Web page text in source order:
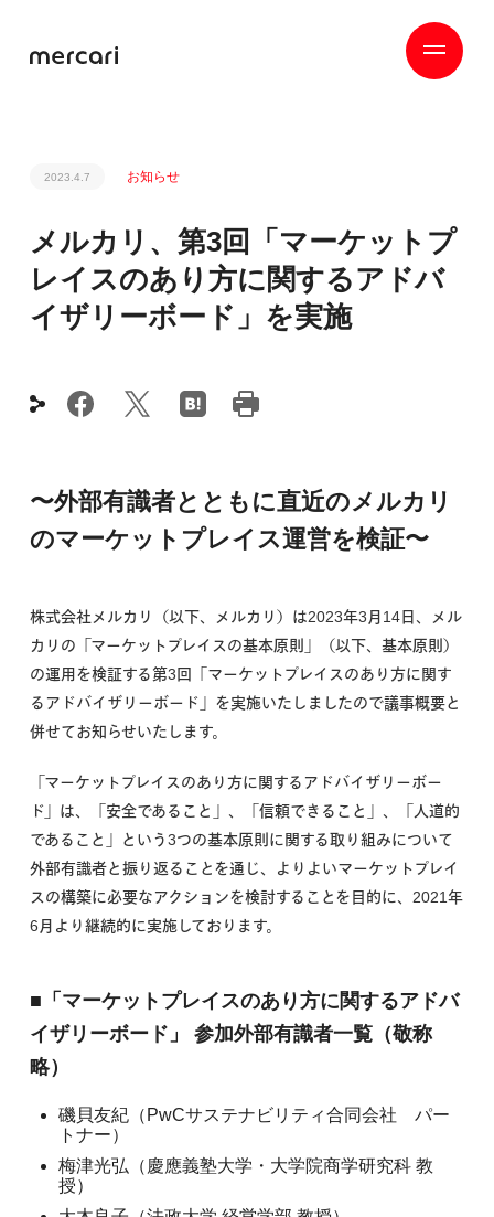
2023.4.7 お知らせ
メルカリ、第3回「マーケットプ
レイスのあり方に関するアドバ
イザリーボード」を実施
〜外部有識者とともに直近のメルカリ
のマーケットプレイス運営を検証〜
株式会社メルカリ（以下、メルカリ）は2023年3月14日、メル
カリの「マーケットプレイスの基本原則」（以下、基本原則）
の運用を検証する第3回「マーケットプレイスのあり方に関す
るアドバイザリーボード」を実施いたしましたので議事概要と
併せてお知らせいたします。
「マーケットプレイスのあり方に関するアドバイザリーボー
ド」は、「安全であること」、「信頼できること」、「人道的
であること」という3つの基本原則に関する取り組みについて
外部有識者と振り返ることを通じ、よりよいマーケットプレイ
スの構築に必要なアクションを検討することを目的に、2021年
6月より継続的に実施しております。
■「マーケットプレイスのあり方に関するアドバ
イザリーボード」 参加外部有識者一覧（敬称
略）
磯貝友紀（PwCサステナビリティ合同会社 パー
トナー）
梅津光弘（慶應義塾大学・大学院商学研究科 教
授）